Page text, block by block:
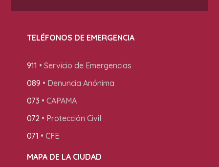
TELÉFONOS DE EMERGENCIA
911 • Servicio de Emergencias
089 • Denuncia Anónima
073 • CAPAMA
072 • Protección Civil
071 • CFE
MAPA DE LA CIUDAD